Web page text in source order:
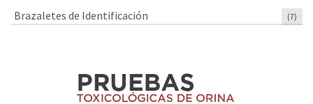
Brazaletes de Identificación (7)